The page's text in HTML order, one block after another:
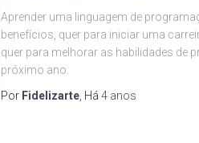
Aprender uma linguagem de
benefícios, quer para iniciar uma
quer para melhorar as habilidades de
próximo ano.
Por Fidelizarte , Há 4 anos